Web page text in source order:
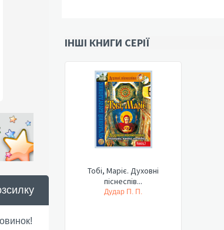
ІНШІ КНИГИ СЕРІЇ
Тобі, Маріє. Духовні
піснеспів...
Дудар П. П.